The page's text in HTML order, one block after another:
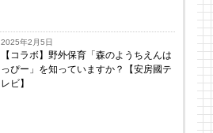
2025年2月5日
【コラボ】野外保育「森のようちえんは
っぴー」を知っていますか？【安房國テ
レビ】